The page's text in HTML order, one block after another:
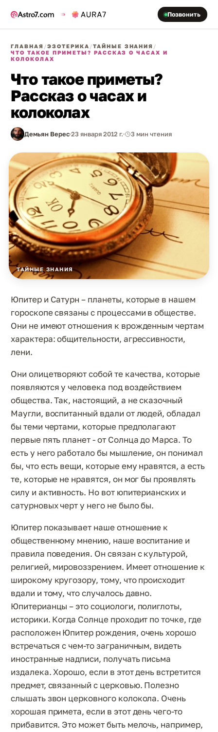
Позвонить
ГЛАВНАЯ /ЭЗОТЕРИКА /ТАЙНЫЕ ЗНАНИЯ /
ЧТО ТАКОЕ ПРИМЕТЫ? РАССКАЗ О ЧАСАХ И
КОЛОКОЛАХ
Что такое приметы?
Рассказ о часах и
колоколах
Демьян Верес23 января 2012 г. 3 мин чтения
ТАЙНЫЕ ЗНАНИЯ
Юпитер и Сатурн – планеты, которые в нашем
гороскопе связаны с процессами в обществе.
Они не имеют отношения к врожденным чертам
характера: общительности, агрессивности,
лени.
Они олицетворяют собой те качества, которые
появляются у человека под воздействием
общества. Так, настоящий, а не сказочный
Маугли, воспитанный вдали от людей, обладал
бы теми чертами, которые предполагают
первые пять планет - от Солнца до Марса. То
есть у него работало бы мышление, он понимал
бы, что есть вещи, которые ему нравятся, а есть
те, которые не нравятся, он мог бы проявлять
силу и активность. Но вот юпитерианских и
сатурновых черт у него не было бы.
Юпитер показывает наше отношение к
общественному мнению, наше воспитание и
правила поведения. Он связан с культурой,
религией, мировоззрением. Имеет отношение к
широкому кругозору, тому, что происходит
вдали и тому, что случалось давно.
Юпитерианцы – это социологи, полиглоты,
историки. Когда Солнце проходит по точке, где
расположен Юпитер рождения, очень хорошо
встречаться с чем-то заграничным, видеть
иностранные надписи, получать письма
издалека. Хорошо, если в этот день встретится
предмет, связанный с церковью. Полезно
слышать звон церковного колокола. Очень
хорошая примета, если в этот день чего-то
прибавится. Это может быть мелочь, например,